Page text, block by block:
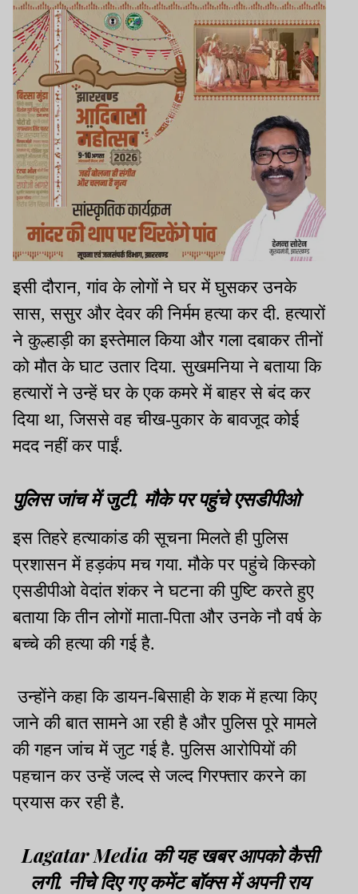
इसी दौरान, गांव के लोगों ने घर में घुसकर उनके
सास, ससुर और देवर की निर्मम हत्या कर दी. हत्यारों
ने कुल्हाड़ी का इस्तेमाल किया और गला दबाकर तीनों
को मौत के घाट उतार दिया. सुखमनिया ने बताया कि
हत्यारों ने उन्हें घर के एक कमरे में बाहर से बंद कर
दिया था, जिससे वह चीख-पुकार के बावजूद कोई
मदद नहीं कर पाईं.
पुलिस जांच में जुटी, मौके पर पहुंचे एसडीपीओ
इस तिहरे हत्याकांड की सूचना मिलते ही पुलिस
प्रशासन में हड़कंप मच गया. मौके पर पहुंचे किस्को
एसडीपीओ वेदांत शंकर ने घटना की पुष्टि करते हुए
बताया कि तीन लोगों माता-पिता और उनके नौ वर्ष के
बच्चे की हत्या की गई है.
उन्होंने कहा कि डायन-बिसाही के शक में हत्या किए
जाने की बात सामने आ रही है और पुलिस पूरे मामले
की गहन जांच में जुट गई है. पुलिस आरोपियों की
पहचान कर उन्हें जल्द से जल्द गिरफ्तार करने का
प्रयास कर रही है.
Lagatar Media की यह खबर आपको कैसी
लगी. नीचे दिए गए कमेंट बॉक्स में अपनी राय